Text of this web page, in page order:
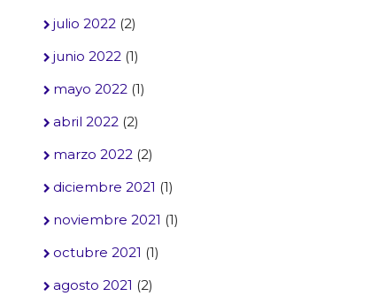
julio 2022 (2)
junio 2022 (1)
mayo 2022 (1)
abril 2022 (2)
marzo 2022 (2)
diciembre 2021 (1)
noviembre 2021 (1)
octubre 2021 (1)
agosto 2021 (2)